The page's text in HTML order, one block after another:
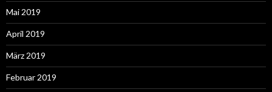
Mai 2019
April 2019
März 2019
Februar 2019